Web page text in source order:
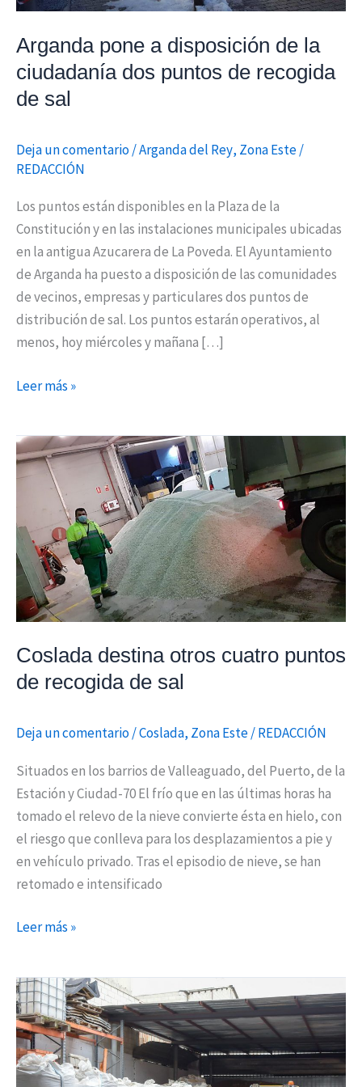
Arganda pone a disposición de la
ciudadanía dos puntos de recogida
de sal
Deja un comentario/Arganda del Rey, Zona Este/
REDACCIÓN
Los puntos están disponibles en la Plaza de la
Constitución y en las instalaciones municipales ubicadas
en la antigua Azucarera de La Poveda. El Ayuntamiento
de Arganda ha puesto a disposición de las comunidades
de vecinos, empresas y particulares dos puntos de
distribución de sal. Los puntos estarán operativos, al
menos, hoy miércoles y mañana […]
de
recogida
sal
Leer más »
Coslada destina otros cuatro puntos
de recogida de sal
Deja un comentario/Coslada, Zona Este/REDACCIÓN
Situados en los barrios de Valleaguado, del Puerto, de la
Estación y Ciudad-70 El frío que en las últimas horas ha
tomado el relevo de la nieve convierte ésta en hielo, con
el riesgo que conlleva para los desplazamientos a pie y
en vehículo privado. Tras el episodio de nieve, se han
retomado e intensificado
Coslada
destina
puntos
de
recogida
de
sal
Leer más »
Torrejón
habilita
más
puntos
de